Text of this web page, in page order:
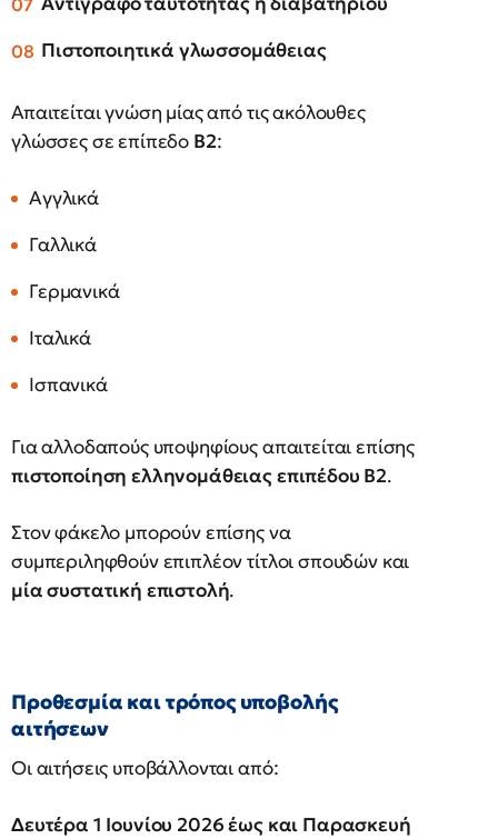
Πιστοποιητικά γλωσσομάθειας
Απαιτείται γνώση μίας από τις ακόλουθες
γλώσσες σε επίπεδο Β2:
Αγγλικά
Γαλλικά
Γερμανικά
Ιταλικά
Ισπανικά
Για αλλοδαπούς υποψηφίους απαιτείται επίσης
πιστοποίηση ελληνομάθειας επιπέδου Β2.
Στον φάκελο μπορούν επίσης να
συμπεριληφθούν επιπλέον τίτλοι σπουδών και
μία συστατική επιστολή.
Προθεσμία και τρόπος υποβολής
αιτήσεων
Οι αιτήσεις υποβάλλονται από:
Δευτέρα 1 Ιουνίου 2026 έως και Παρασκευή